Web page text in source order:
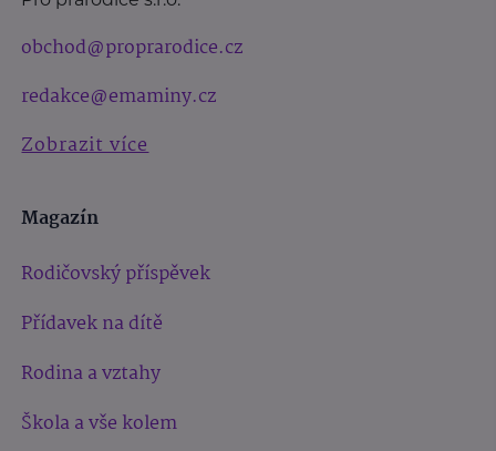
obchod@proprarodice.cz
redakce@emaminy.cz
Zobrazit více
Magazín
Rodičovský příspěvek
Přídavek na dítě
Rodina a vztahy
Škola a vše kolem